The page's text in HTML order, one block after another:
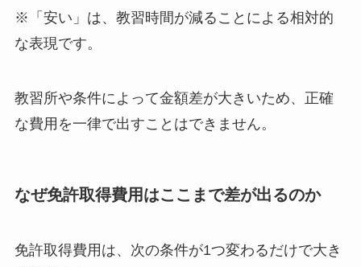
※「安い」は、教習時間が減ることによる相対的
な表現です。
教習所や条件によって金額差が大きいため、正確
な費用を一律で出すことはできません。
なぜ免許取得費用はここまで差が出るのか
免許取得費用は、次の条件が1つ変わるだけで大き